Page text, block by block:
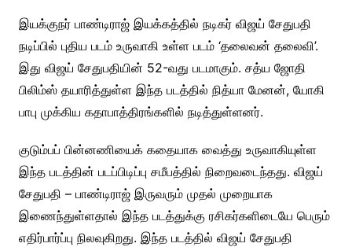
இயக்குநர் பாண்டிராஜ் இயக்கத்தில் நடிகர் விஜய் சேதுபதி
நடிப்பில் புதிய படம் உருவாகி உள்ள படம் ‘தலைவன் தலைவி’.
இது விஜய் சேதுபதியின் 52-வது படமாகும். சத்ய ஜோதி
பிலிம்ஸ் தயாரித்துள்ள இந்த படத்தில் நித்யா மேனன், யோகி
பாபு முக்கிய கதாபாத்திரங்களில் நடித்துள்ளனர்.
குடும்பப் பின்னணியைக் கதையாக வைத்து உருவாகியுள்ள
இந்த படத்தின் படப்பிடிப்பு சமீபத்தில் நிறைவடைந்தது. விஜய்
சேதுபதி – பாண்டிராஜ் இருவரும் முதல் முறையாக
இணைந்துள்ளதால் இந்த படத்துக்கு ரசிகர்களிடையே பெரும்
எதிர்பார்ப்பு நிலவுகிறது. இந்த படத்தில் விஜய் சேதுபதி